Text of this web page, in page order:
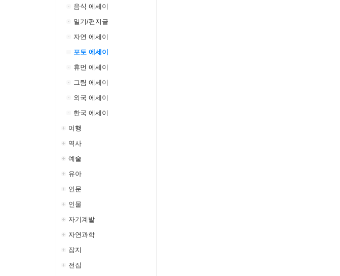
음식 에세이
일기/편지글
자연 에세이
포토 에세이
휴먼 에세이
그림 에세이
외국 에세이
한국 에세이
여행
역사
예술
유아
인문
인물
자기계발
자연과학
잡지
전집